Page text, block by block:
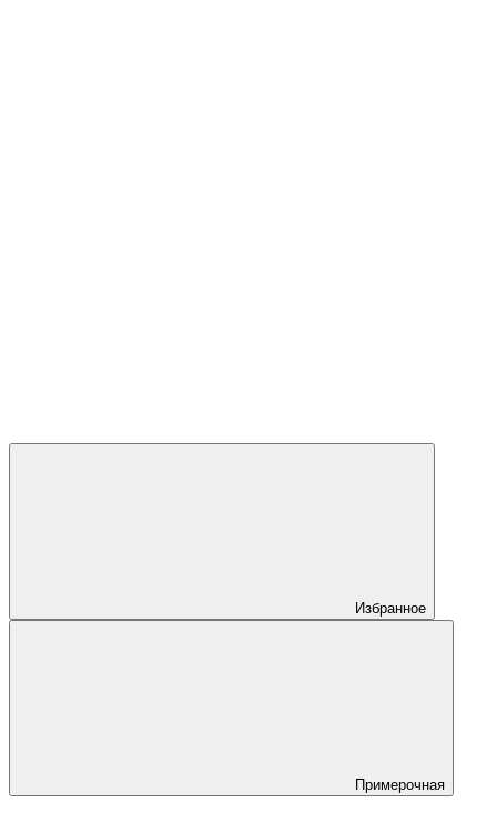
Избранное
Примерочная